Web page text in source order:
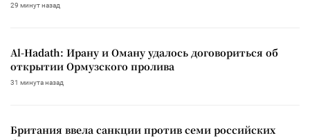
29 минут назад
Al-Hadath: Ирану и Оману удалось договориться об
открытии Ормузского пролива
31 минута назад
Британия ввела санкции против семи российских